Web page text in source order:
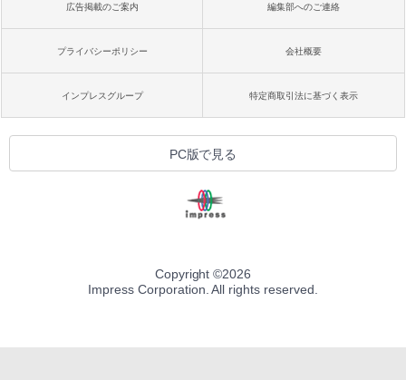
広告掲載のご案内 編集部へのご連絡
プライバシーポリシー 会社概要
インプレスグループ 特定商取引法に基づく表示
PC版で見る
Copyright ©2026
Impress Corporation. All rights reserved.